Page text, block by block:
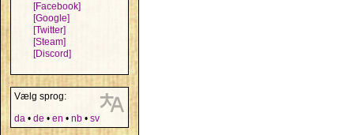
[Facebook]
[Google]
[Twitter]
[Steam]
[Discord]
Vælg sprog:
da • de • en • nb • sv